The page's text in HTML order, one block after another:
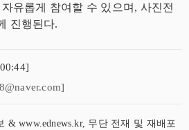
유롭게 참여할 수 있으며, 사진전
진행된다.
& www.ednews.kr, 무단 전재 및 재배포